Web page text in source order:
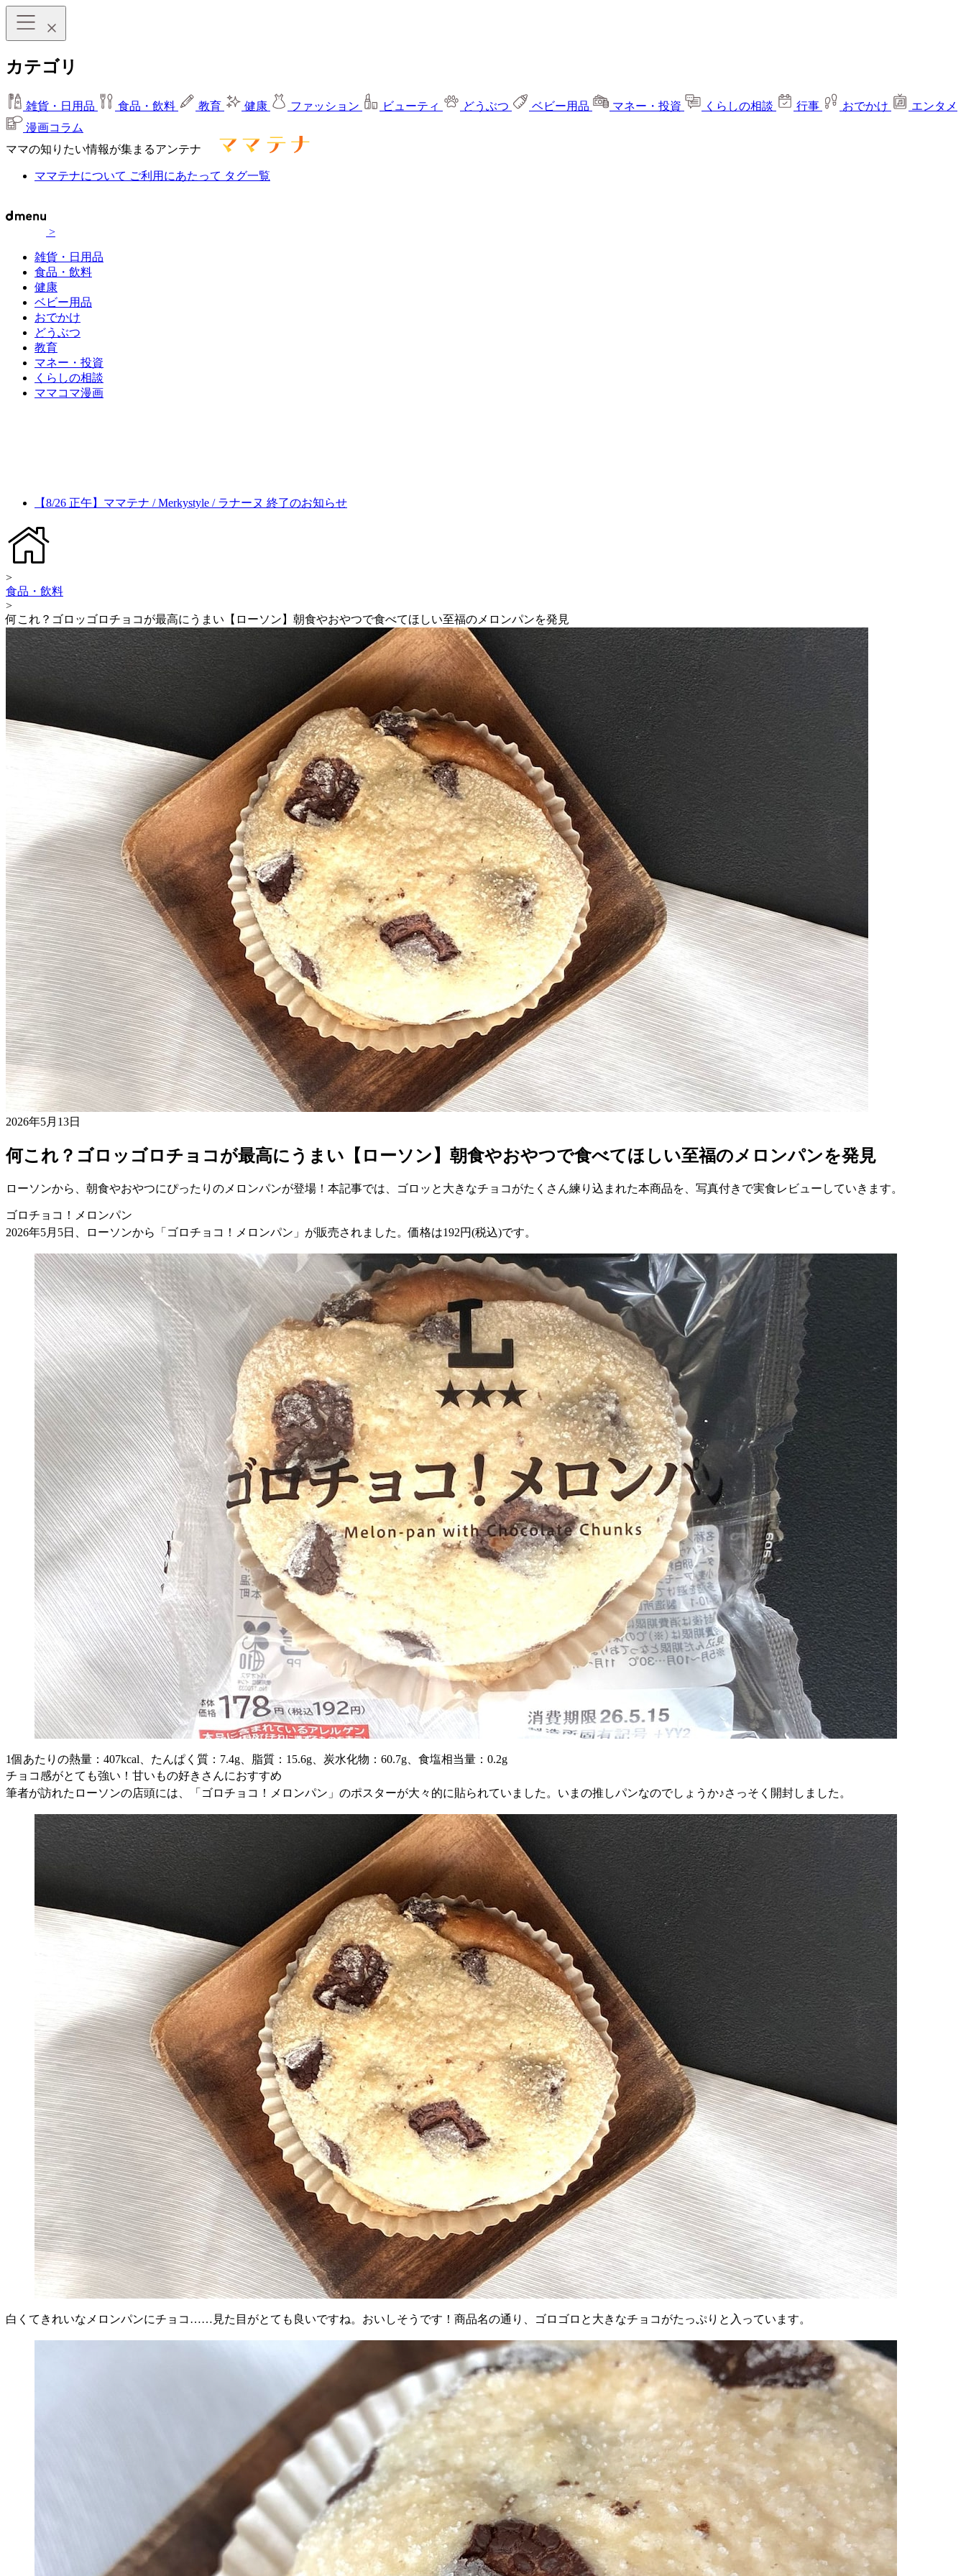
カテゴリ
雑貨・日用品 食品・飲料 教育 健康 ファッション ビューティ どうぶつ ベビー用品 マネー・投資 くらしの相談 行事 おでかけ
エンタメ
漫画コラム
ママの知りたい情報が集まるアンテナ
ママテナについて ご利用にあたって タグ一覧
>
雑貨・日用品
食品・飲料
健康
ベビー用品
おでかけ
どうぶつ
教育
マネー・投資
くらしの相談
ママコマ漫画
【8/26 正午】ママテナ / Merkystyle / ラナーヌ 終了のお知らせ
>
食品・飲料
>
何これ？ゴロッゴロチョコが最高にうまい【ローソン】朝食やおやつで食べてほしい至福のメロンパンを発見
2026年5月13日
何これ？ゴロッゴロチョコが最高にうまい【ローソン】朝食やおやつで食べてほしい至福のメロンパンを発見
ローソンから、朝食やおやつにぴったりのメロンパンが登場！本記事では、ゴロッと大きなチョコがたくさん練り込まれた本商品を、写真付きで実食レビューしていきます。
ゴロチョコ！メロンパン
2026年5月5日、ローソンから「ゴロチョコ！メロンパン」が販売されました。価格は192円(税込)です。
1個あたりの熱量：407kcal、たんぱく質：7.4g、脂質：15.6g、炭水化物：60.7g、食塩相当量：0.2g
チョコ感がとても強い！甘いもの好きさんにおすすめ
筆者が訪れたローソンの店頭には、「ゴロチョコ！メロンパン」のポスターが大々的に貼られていました。いまの推しパンなのでしょうか♪さっそく開封しました。
白くてきれいなメロンパンにチョコ……見た目がとても良いですね。おいしそうです！商品名の通り、ゴロゴロと大きなチョコがたっぷりと入っています。